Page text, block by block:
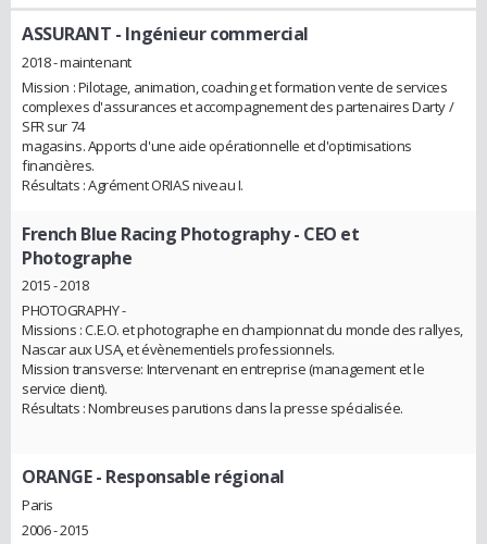
ASSURANT - Ingénieur commercial
2018 - maintenant
Mission : Pilotage, animation, coaching et formation vente de services
complexes d'assurances et accompagnement des partenaires Darty /
SFR sur 74
magasins. Apports d'une aide opérationnelle et d'optimisations
financières.
Résultats : Agrément ORIAS niveau I.
French Blue Racing Photography- CEO et
Photographe
2015 - 2018
PHOTOGRAPHY -
Missions : C.E.O. et photographe en championnat du monde des rallyes,
Nascar aux USA, et évènementiels professionnels.
Mission transverse: Intervenant en entreprise (management et le
service client).
Résultats : Nombreuses parutions dans la presse spécialisée.
ORANGE- Responsable régional
Paris
2006 - 2015